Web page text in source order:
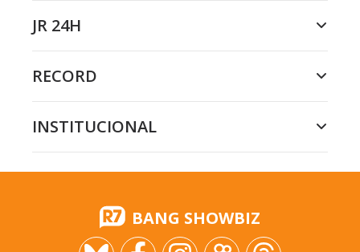
JR 24H
RECORD
INSTITUCIONAL
BANG SHOWBIZ